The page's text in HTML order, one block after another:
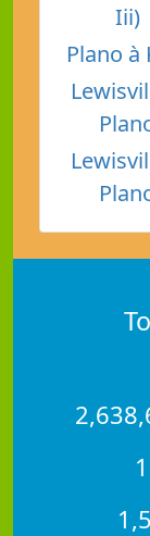
Iii)
Plano à